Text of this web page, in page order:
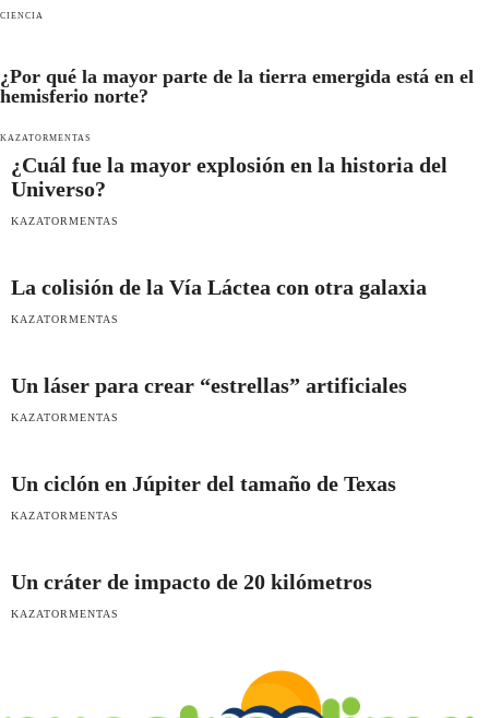
CIENCIA
¿Por qué la mayor parte de la tierra emergida está en el
hemisferio norte?
KAZATORMENTAS
¿Cuál fue la mayor explosión en la historia del
Universo?
KAZATORMENTAS
La colisión de la Vía Láctea con otra galaxia
KAZATORMENTAS
Un láser para crear “estrellas” artificiales
KAZATORMENTAS
Un ciclón en Júpiter del tamaño de Texas
KAZATORMENTAS
Un cráter de impacto de 20 kilómetros
KAZATORMENTAS